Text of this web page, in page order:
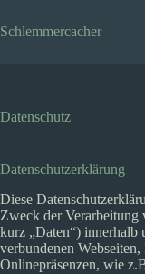
Inhalt
springen
Schlemmercacher
Datenschutz
Datenschutzerklärung
Diese
Zweck der Verarbeitung
kurz „Daten“) innerhalb
verbundenen
Onlinepräsenzen, wie